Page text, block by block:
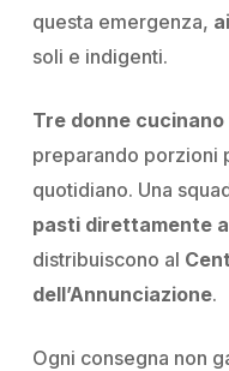
questa emergenza,
soli e indigenti.
Tre donne
preparando porzioni
quotidiano. Una
pasti direttamente
distribuiscono al
dell’Annunciazione.
Ogni consegna non